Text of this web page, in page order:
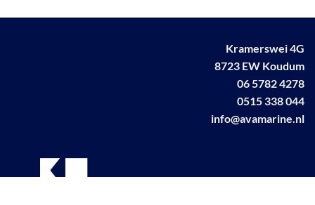
Kramerswei 4G
8723 EW Koudum
06 5782 4278
0515 338 044
info@avamarine.nl